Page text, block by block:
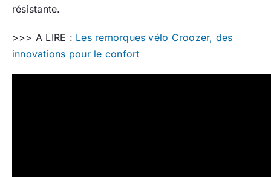
résistante.
>>> A LIRE : Les remorques vélo Croozer, des
innovations pour le confort